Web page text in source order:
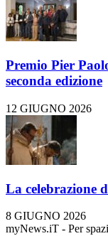
Premio Pier
seconda edizione
12 GIUGNO 2026
La celebrazione
8 GIUGNO 2026
myNews.iT - Per